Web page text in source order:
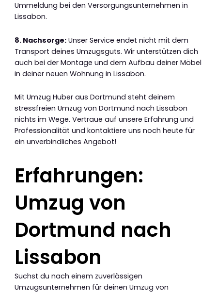
Ummeldung bei den Versorgungsunternehmen in
Lissabon.
8. Nachsorge: Unser Service endet nicht mit dem
Transport deines Umzugsguts. Wir unterstützen dich
auch bei der Montage und dem Aufbau deiner Möbel
in deiner neuen Wohnung in Lissabon.
Mit Umzug Huber aus Dortmund steht deinem
stressfreien Umzug von Dortmund nach Lissabon
nichts im Wege. Vertraue auf unsere Erfahrung und
Professionalität und kontaktiere uns noch heute für
ein unverbindliches Angebot!
Erfahrungen:
Umzug von
Dortmund nach
Lissabon
Suchst du nach einem zuverlässigen
Umzugsunternehmen für deinen Umzug von